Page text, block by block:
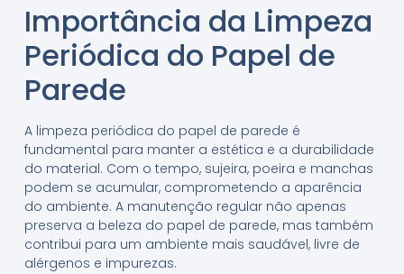
Importância da Limpeza
Periódica do Papel de
Parede
A limpeza periódica do papel de parede é
fundamental para manter a estética e a durabilidade
do material. Com o tempo, sujeira, poeira e manchas
podem se acumular, comprometendo a aparência
do ambiente. A manutenção regular não apenas
preserva a beleza do papel de parede, mas também
contribui para um ambiente mais saudável, livre de
alérgenos e impurezas.